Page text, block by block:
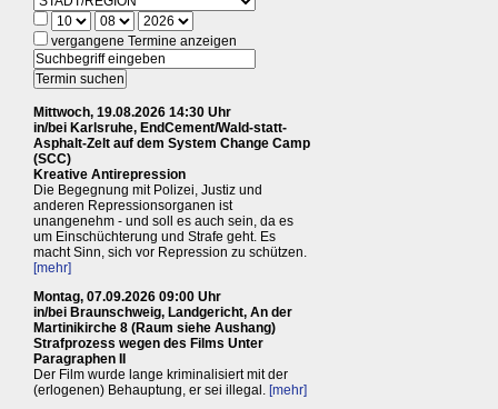
vergangene Termine anzeigen
Mittwoch, 19.08.2026 14:30 Uhr
in/bei Karlsruhe, EndCement/Wald-statt-
Asphalt-Zelt auf dem System Change Camp
(SCC)
Kreative Antirepression
Die Begegnung mit Polizei, Justiz und
anderen Repressionsorganen ist
unangenehm - und soll es auch sein, da es
um Einschüchterung und Strafe geht. Es
macht Sinn, sich vor Repression zu schützen.
[mehr]
Montag, 07.09.2026 09:00 Uhr
in/bei Braunschweig, Landgericht, An der
Martinikirche 8 (Raum siehe Aushang)
Strafprozess wegen des Films Unter
Paragraphen II
Der Film wurde lange kriminalisiert mit der
(erlogenen) Behauptung, er sei illegal. [mehr]